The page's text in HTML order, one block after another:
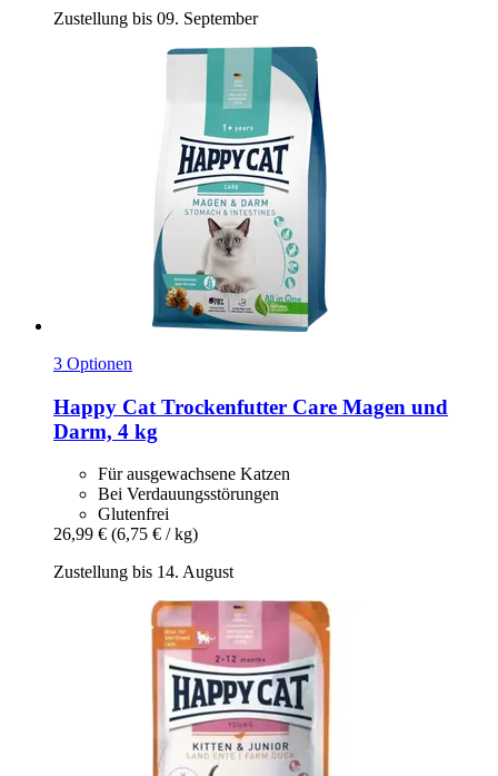
Zustellung bis 09. September
3 Optionen
Happy Cat Trockenfutter Care Magen und
Darm, 4 kg
Für ausgewachsene Katzen
Bei Verdauungsstörungen
Glutenfrei
26,99 € (6,75 € / kg)
Zustellung bis 14. August